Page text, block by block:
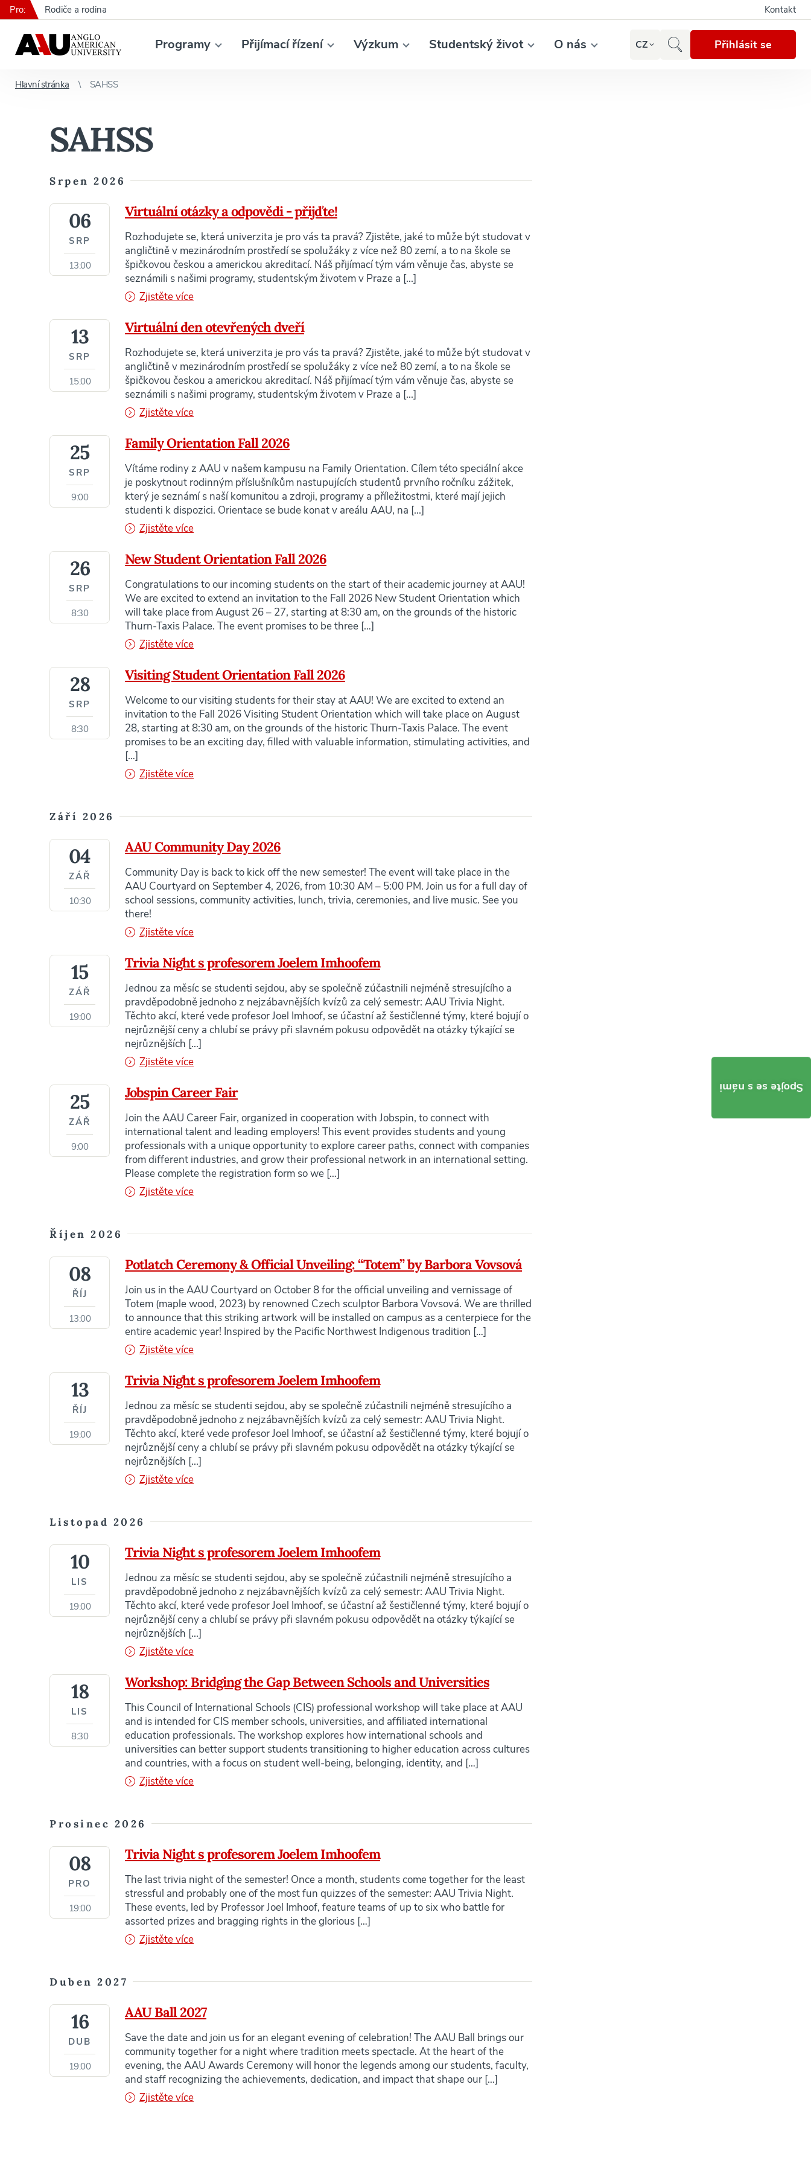
Programy Přijímací řízení Výzkum Studentský život O nás CZ Přihlásit se
Pro: Rodiče a rodina Kontakt
Hlavní stránka SAHSS
SAHSS
Srpen 2026
Virtuální otázky a odpovědi - přijďte!
06
SRP
13:00
Rozhodujete se, která univerzita je pro vás ta pravá? Zjistěte, jaké to může být studovat v
angličtině v mezinárodním prostředí se spolužáky z více než 80 zemí, a to na škole se
špičkovou českou a americkou akreditací. Náš přijímací tým vám věnuje čas, abyste se
seznámili s našimi programy, studentským životem v Praze a [...]
Zjistěte více
Virtuální den otevřených dveří
13
SRP
15:00
Rozhodujete se, která univerzita je pro vás ta pravá? Zjistěte, jaké to může být studovat v
angličtině v mezinárodním prostředí se spolužáky z více než 80 zemí, a to na škole se
špičkovou českou a americkou akreditací. Náš přijímací tým vám věnuje čas, abyste se
seznámili s našimi programy, studentským životem v Praze a [...]
Zjistěte více
Family Orientation Fall 2026
25
SRP
9:00
Vítáme rodiny z AAU v našem kampusu na Family Orientation. Cílem této speciální akce
je poskytnout rodinným příslušníkům nastupujících studentů prvního ročníku zážitek,
který je seznámí s naší komunitou a zdroji, programy a příležitostmi, které mají jejich
studenti k dispozici. Orientace se bude konat v areálu AAU, na [...]
Zjistěte více
New Student Orientation Fall 2026
26
SRP
8:30
Congratulations to our incoming students on the start of their academic journey at AAU!
We are excited to extend an invitation to the Fall 2026 New Student Orientation which
will take place from August 26 – 27, starting at 8:30 am, on the grounds of the historic
Thurn-Taxis Palace. The event promises to be three […]
Zjistěte více
Visiting Student Orientation Fall 2026
28
SRP
8:30
Welcome to our visiting students for their stay at AAU! We are excited to extend an
invitation to the Fall 2026 Visiting Student Orientation which will take place on August
28, starting at 8:30 am, on the grounds of the historic Thurn-Taxis Palace. The event
promises to be an exciting day, filled with valuable information, stimulating activities, and
[…]
Zjistěte více
Září 2026
AAU Community Day 2026
04
ZÁŘ
10:30
Community Day is back to kick off the new semester! The event will take place in the
AAU Courtyard on September 4, 2026, from 10:30 AM – 5:00 PM. Join us for a full day of
school sessions, community activities, lunch, trivia, ceremonies, and live music. See you
there!
Zjistěte více
Trivia Night s profesorem Joelem Imhoofem
15
ZÁŘ
19:00
Jednou za měsíc se studenti sejdou, aby se společně zúčastnili nejméně stresujícího a
pravděpodobně jednoho z nejzábavnějších kvízů za celý semestr: AAU Trivia Night.
Těchto akcí, které vede profesor Joel Imhoof, se účastní až šestičlenné týmy, které bojují o
nejrůznější ceny a chlubí se právy při slavném pokusu odpovědět na otázky týkající se
nejrůznějších [...]
Zjistěte více
Jobspin Career Fair
25
ZÁŘ
9:00
Join the AAU Career Fair, organized in cooperation with Jobspin, to connect with
international talent and leading employers! This event provides students and young
professionals with a unique opportunity to explore career paths, connect with companies
from different industries, and grow their professional network in an international setting.
Please complete the registration form so we […]
Zjistěte více
Říjen 2026
Potlatch Ceremony & Official Unveiling: “Totem” by Barbora Vovsová
08
ŘÍJ
13:00
Join us in the AAU Courtyard on October 8 for the official unveiling and vernissage of
Totem (maple wood, 2023) by renowned Czech sculptor Barbora Vovsová. We are thrilled
to announce that this striking artwork will be installed on campus as a centerpiece for the
entire academic year! Inspired by the Pacific Northwest Indigenous tradition […]
Zjistěte více
Trivia Night s profesorem Joelem Imhoofem
13
ŘÍJ
19:00
Jednou za měsíc se studenti sejdou, aby se společně zúčastnili nejméně stresujícího a
pravděpodobně jednoho z nejzábavnějších kvízů za celý semestr: AAU Trivia Night.
Těchto akcí, které vede profesor Joel Imhoof, se účastní až šestičlenné týmy, které bojují o
nejrůznější ceny a chlubí se právy při slavném pokusu odpovědět na otázky týkající se
nejrůznějších [...]
Zjistěte více
Listopad 2026
Trivia Night s profesorem Joelem Imhoofem
10
LIS
19:00
Jednou za měsíc se studenti sejdou, aby se společně zúčastnili nejméně stresujícího a
pravděpodobně jednoho z nejzábavnějších kvízů za celý semestr: AAU Trivia Night.
Těchto akcí, které vede profesor Joel Imhoof, se účastní až šestičlenné týmy, které bojují o
nejrůznější ceny a chlubí se právy při slavném pokusu odpovědět na otázky týkající se
nejrůznějších [...]
Zjistěte více
Workshop: Bridging the Gap Between Schools and Universities
18
LIS
8:30
This Council of International Schools (CIS) professional workshop will take place at AAU
and is intended for CIS member schools, universities, and affiliated international
education professionals. The workshop explores how international schools and
universities can better support students transitioning to higher education across cultures
and countries, with a focus on student well-being, belonging, identity, and […]
Zjistěte více
Prosinec 2026
Trivia Night s profesorem Joelem Imhoofem
08
PRO
19:00
The last trivia night of the semester! Once a month, students come together for the least
stressful and probably one of the most fun quizzes of the semester: AAU Trivia Night.
These events, led by Professor Joel Imhoof, feature teams of up to six who battle for
assorted prizes and bragging rights in the glorious […]
Zjistěte více
Duben 2027
AAU Ball 2027
16
DUB
19:00
Save the date and join us for an elegant evening of celebration! The AAU Ball brings our
community together for a night where tradition meets spectacle. At the heart of the
evening, the AAU Awards Ceremony will honor the legends among our students, faculty,
and staff recognizing the achievements, dedication, and impact that shape our […]
Zjistěte více
Spojte se s námi